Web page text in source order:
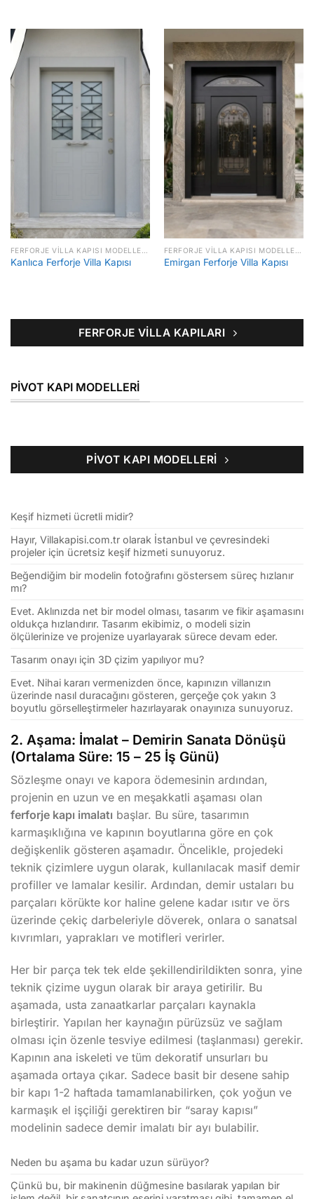
Kanlıca Ferforje Villa Kapısı Emirgan Ferforje Villa Kapısı
FERFORJE VILLA KAPILARI
PIVOT KAPI MODELLERI
PIVOT KAPI MODELLERI
Keşif hizmeti ücretli midir?
Hayır, Villakapisi.com.tr olarak İstanbul ve çevresindeki
projeler için ücretsiz keşif hizmeti sunuyoruz.
Beğendiğim bir modelin fotoğrafını göstersem süreç hızlanır
mı?
Evet. Aklınızda net bir model olması, tasarım ve fikir aşamasını
oldukça hızlandırır. Tasarım ekibimiz, o modeli sizin
ölçülerinize ve projenize uyarlayarak sürece devam eder.
Tasarım onayı için 3D çizim yapılıyor mu?
Evet. Nihai kararı vermenizden önce, kapınızın villanızın
üzerinde nasıl duracağını gösteren, gerçeğe çok yakın 3
boyutlu görselleştirmeler hazırlayarak onayınıza sunuyoruz.
2. Aşama: İmalat – Demirin Sanata Dönüşü
(Ortalama Süre: 15 – 25 İş Günü)
Sözleşme onayı ve kapora ödemesinin ardından,
projenin en uzun ve en meşakkatli aşaması olan
ferforje kapı imalatı başlar. Bu süre, tasarımın
karmaşıklığına ve kapının boyutlarına göre en çok
değişkenlik gösteren aşamadır. Öncelikle, projedeki
teknik çizimlere uygun olarak, kullanılacak masif demir
profiller ve lamalar kesilir. Ardından, demir ustaları bu
parçaları körükte kor haline gelene kadar ısıtır ve örs
üzerinde çekiç darbeleriyle döverek, onlara o sanatsal
kıvrımları, yaprakları ve motifleri verirler.
Her bir parça tek tek elde şekillendirildikten sonra, yine
teknik çizime uygun olarak bir araya getirilir. Bu
aşamada, usta zanaatkarlar parçaları kaynakla
birleştirir. Yapılan her kaynağın pürüzsüz ve sağlam
olması için özenle tesviye edilmesi (taşlanması) gerekir.
Kapının ana iskeleti ve tüm dekoratif unsurları bu
aşamada ortaya çıkar. Sadece basit bir desene sahip
bir kapı 1-2 haftada tamamlanabilirken, çok yoğun ve
karmaşık el işçiliği gerektiren bir “saray kapısı”
modelinin sadece demir imalatı bir ayı bulabilir.
Neden bu aşama bu kadar uzun sürüyor?
Çünkü bu, bir makinenin düğmesine basılarak yapılan bir